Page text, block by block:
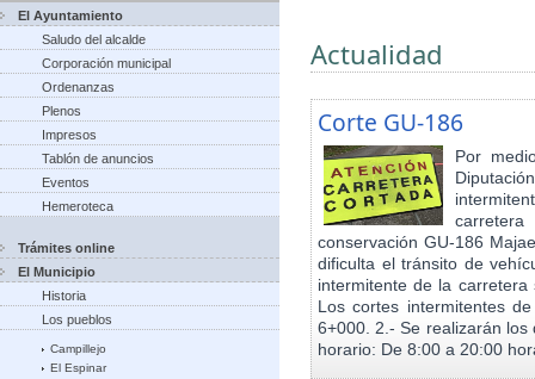
El Ayuntamiento
Saludo del alcalde
Corporación municipal
Ordenanzas
Plenos
Impresos
Tablón de anuncios
Eventos
Hemeroteca
Trámites online
El Municipio
Historia
Los pueblos
Campillejo
El Espinar
Actualidad
Corte GU-186
Por
conservación GU-186
dificulta el tránsito de
intermitente de la
Los cortes intermitentes
6+000. 2.- Se realizarán
horario: De 8:00 a 20:00